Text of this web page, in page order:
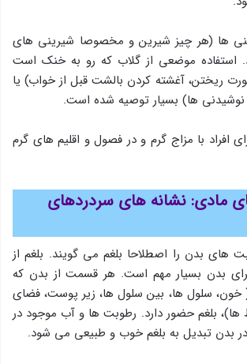
ها (هر چیز شیرین و مخصوصا شیرینی های
استفاده موضعی از گلاب که رو به خنک است
ریختن، آغشته کردن بالشت قبل از خواب) یا
نوشیدنی ها) بسیار توصیه شده است.
افراد با مزاج گرم و در فصول و اقلیم های گرم
مادی: نشانه های سردردهای
های بدن را اصطلاحا بلغم می گویند. بلغم از
بدن بسیار مهم است. هر قسمت از بدن که
خون، سلول ها، بین سلول ها، زیر پوست، فضای
بلغم حضور دارد. رطوبت ها و آب موجود در
بدن تبدیل به بلغم خوب و طبیعی می شود.